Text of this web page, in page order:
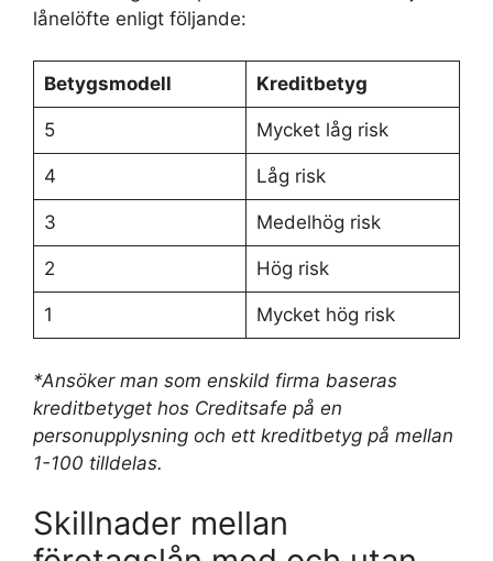
lånelöfte enligt följande:
Betygsmodell Kreditbetyg
5 Mycket låg risk
4 Låg risk
3 Medelhög risk
2 Hög risk
1 Mycket hög risk
*Ansöker man som enskild firma baseras
kreditbetyget hos Creditsafe på en
personupplysning och ett kreditbetyg på mellan
1-100 tilldelas.
Skillnader mellan